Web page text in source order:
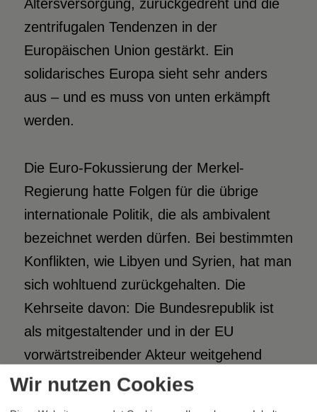
Altersversorgung, zurückgedreht und die
zentrifugalen Tendenzen in der
Europäischen Union gestärkt. Ein
solidarisches Europa sieht sehr anders
aus – und es muss von unten erkämpft
werden.
Die Euro-Fokussierung der Merkel-
Regierung hatte Folgen für die übrige
internationale Politik, die als ambivalent
bezeichnet werden dürfen. Bei bestimmten
Konflikten, wie Libyen und Syrien, hat man
sich wohltuend zurückgehalten. Die
Kehrseite davon: Die Bundesrepublik ist
als mitgestaltender und in der EU
vorwärtstreibender Akteur weitgehend
ausgefallen. Ein wirksames Profil war nicht
Wir nutzen Cookies